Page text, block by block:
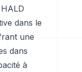
dans le
une
dans
à